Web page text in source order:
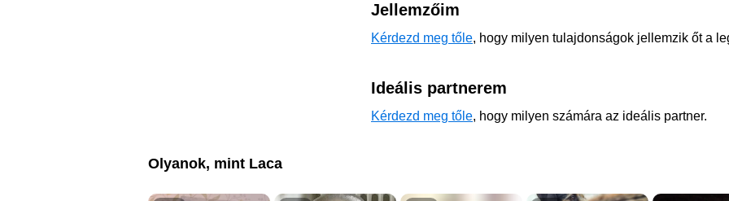
Jellemzőim
Kérdezd meg tőle, hogy milyen tulajdonságok jellemzik őt a
Ideális partnerem
Kérdezd meg tőle, hogy milyen számára az ideális partner.
Olyanok, mint Laca